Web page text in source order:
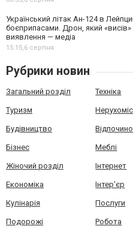
Український літак Ан-124 в
боєприпасами. Дрон, який
виявлення — медіа
15:15,6 серпня
Рубрики новин
Загальний розділ Техніка
Туризм
Будівництво
Бізнес Меблі
Жіночий розділ Інтернет
Економіка Інтер'єр
Кулінарія Послуги
Подорожі Робота